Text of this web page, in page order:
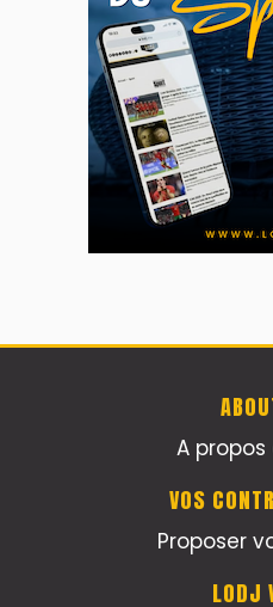
A propos
VOS
Proposer
LODJ